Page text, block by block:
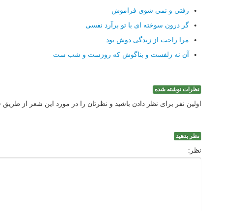
رفتی و نمی شوی فراموش
گر درون سوخته ای با تو برآرد نفسی
مرا راحت از زندگی دوش بود
آن نه زلفست و بناگوش که روزست و شب ست
نظرات نوشته شده
اولین نفر برای نظر دادن باشید و نظرتان را در مورد این شعر از طریق
نظر بدهید
نظر: